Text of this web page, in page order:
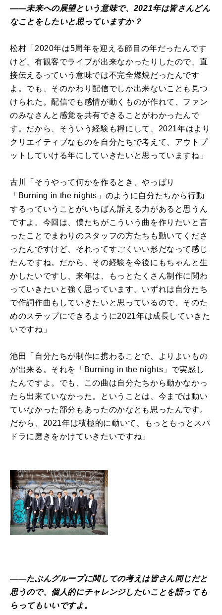
――未来への展望という意味で、2021年は皆さんどん
なことをしたいと思っていますか？
松村「2020年は5周年を迎える節目の年だったんです
けど、有観客でライブが出来なかったりしたので、直
接伝えるっていう意味では不完全燃焼だったんです
よ。でも、そのかわり配信でしか出来ないことも見つ
けられた。配信でも感情が動くものが作れて、ファン
のみなさんと感覚を共有できることがわかったんで
す。だから、そういう経験も糧にして、2021年はより
クリエイティブなものを自分たちで考えて、アウトプ
ットしていける年にしていきたいと思っていますね」
古川「そうやって何かを作るとき、やっぱり
「Burning in the nights」のように自分たちから行動
するっていうことがいちばん訴える力があると思うん
ですよ。今回は、僕たちがこういう曲を作りたいと言
ったことでまわりのスタッフの方たちも動いてくださ
ったんですけど、それってすごくいい形だなって感じ
たんですね。だから、その経験を今後にもちゃんと生
かしたいですし、来年は、もっとたくさん制作に関わ
っていきたいと強く思っています。いずれは自分たち
で作詞作曲もしていきたいと思っているので、そのた
めのステップにできるように2021年は成長していきた
いですね」
池田「自分たちが制作に携わることで、よりよいもの
が出来る。それを「Burning in the nights」で実感し
たんですよ。でも、この曲は自分たちから動かなかっ
たら出来ていなかった。ということは、今までは動い
ていなかった部分もあったのかなとも思ったんです。
だから、2021年は積極的に動いて、もっともっとスパ
ドラに磨きをかけていきたいですね」
――たぶんグループに関しての考えは皆さん同じだと
思うので、個人的にチャレンジしたいことを語っても
らってもいいですよ。